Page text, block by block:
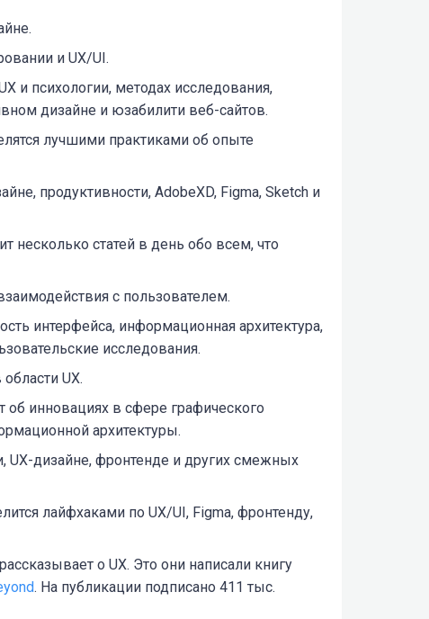
и UX/UI.
и психологии, методах исследования,
дизайне и юзабилити веб-сайтов.
лучшими практиками об опыте
продуктивности, AdobeXD, Figma, Sketch и
несколько статей в день обо всем, что
с пользователем.
интерфейса, информационная архитектура,
исследования.
UX.
об инновациях в сфере графического
архитектуры.
UX-дизайне, фронтенде и других смежных
лайфхаками по UX/UI, Figma, фронтенду,
о UX. Это они написали книгу
. На публикации подписано 411 тыс.